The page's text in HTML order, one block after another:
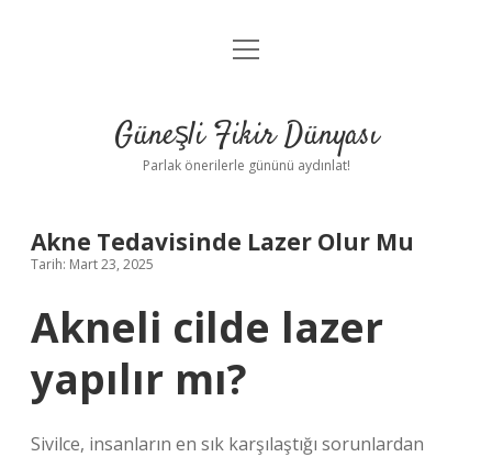
Anasayfa
Yasal Uyarı
menüyü
Güneşli Fikir Dünyası
Parlak önerilerle gününü aydınlat!
Akne Tedavisinde Lazer Olur Mu
Tarih: Mart 23, 2025
Akneli cilde lazer
yapılır mı?
Sivilce, insanların en sık karşılaştığı sorunlardan